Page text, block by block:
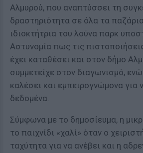
Αλμυρού, που αναπτύσσει τη
δραστηριότητα σε όλα τα
ιδιοκτήτρια του λούνα παρκ
Αστυνομία πως τις
έχει καταθέσει και στον δήμο
συμμετείχε στον διαγωνισμό,
καλέσει και εμπειρογνώμονα για
δεδομένα.
Σύμφωνα με το δημοσίευμα, η
το παιχνίδι «χαλί» όταν ο
ταχύτητα για να ανέβει και η